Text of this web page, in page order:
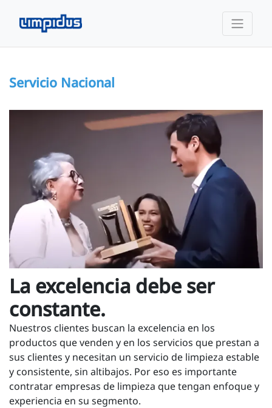
Servicio Nacional
La excelencia debe ser
constante.
Nuestros clientes buscan la excelencia en los
productos que venden y en los servicios que prestan a
sus clientes y necesitan un servicio de limpieza estable
y consistente, sin altibajos. Por eso es importante
contratar empresas de limpieza que tengan enfoque y
experiencia en su segmento.